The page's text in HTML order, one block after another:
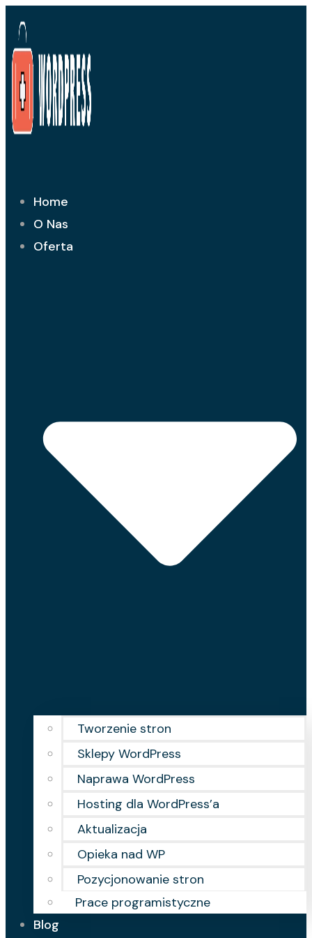
do
treści
Home
O Nas
Oferta
Tworzenie stron
Sklepy WordPress
Naprawa WordPress
Hosting dla WordPress’a
Aktualizacja
Opieka nad WP
Pozycjonowanie stron
Prace programistyczne
Blog